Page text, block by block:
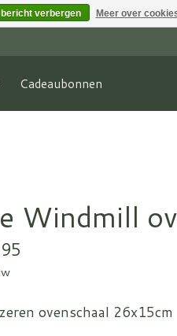
Cadeaubonnen
Windmill
ovenschaal 26x15cm
bericht verbergen Meer over